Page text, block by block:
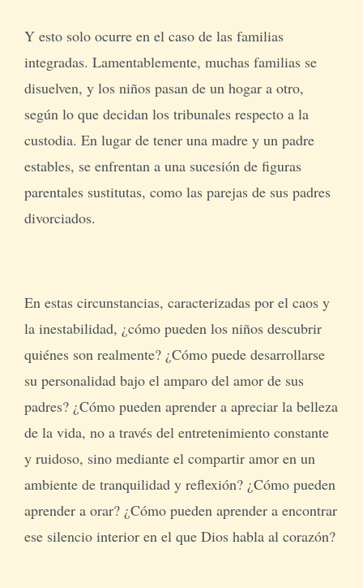
Y esto solo ocurre en el caso de las familias
integradas. Lamentablemente, muchas familias se
disuelven, y los niños pasan de un hogar a otro,
según lo que decidan los tribunales respecto a la
custodia. En lugar de tener una madre y un padre
estables, se enfrentan a una sucesión de figuras
parentales sustitutas, como las parejas de sus padres
divorciados.
En estas circunstancias, caracterizadas por el caos y
la inestabilidad, ¿cómo pueden los niños descubrir
quiénes son realmente? ¿Cómo puede desarrollarse
su personalidad bajo el amparo del amor de sus
padres? ¿Cómo pueden aprender a apreciar la belleza
de la vida, no a través del entretenimiento constante
y ruidoso, sino mediante el compartir amor en un
ambiente de tranquilidad y reflexión? ¿Cómo pueden
aprender a orar? ¿Cómo pueden aprender a encontrar
ese silencio interior en el que Dios habla al corazón?